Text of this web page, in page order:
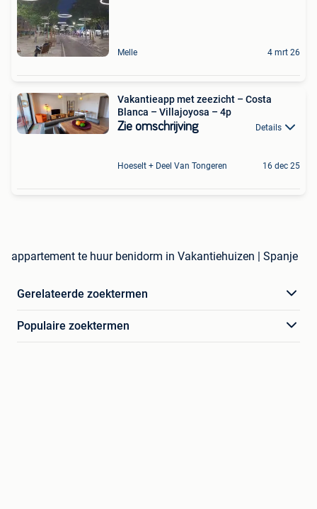
Melle 4 mrt 26
Vakantieapp met zeezicht – Costa
Blanca – Villajoyosa – 4p
Zie omschrijving Details
Hoeselt + Deel Van Tongeren 16 dec 25
appartement te huur benidorm in Vakantiehuizen | Spanje
Gerelateerde zoektermen
Populaire zoektermen